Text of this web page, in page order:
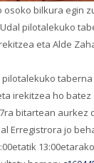
bilkura egin
pilotalekuko
eta Alde
pilotalekuko
irekitzea ho batez
bitartean aurkez
Erregistrora jo